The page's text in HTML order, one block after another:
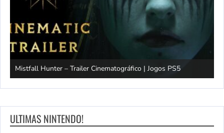
Mistfall Hunter – Trailer Cinematográfico | Jogos PS5
ULTIMAS NINTENDO!